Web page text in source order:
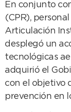
En conjunto
(CPR),
Articulación
desplegó un
tecnológicas
adquirió el
con el objetivo
prevención en